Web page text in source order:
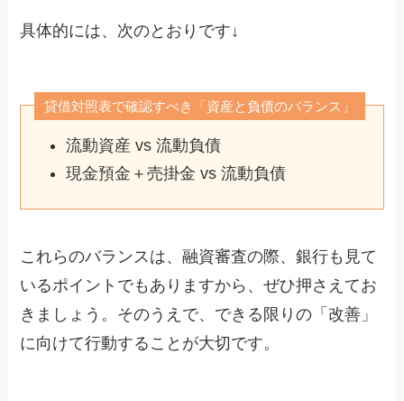
具体的には、次のとおりです↓
貸借対照表で確認すべき「資産と負債のバランス」
流動資産 vs 流動負債
現金預金＋売掛金 vs 流動負債
これらのバランスは、融資審査の際、銀行も見て
いるポイントでもありますから、ぜひ押さえてお
きましょう。そのうえで、できる限りの「改善」
に向けて行動することが大切です。